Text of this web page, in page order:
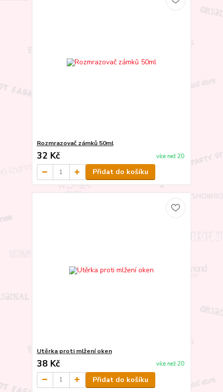
Rozmrazovač zámků 50ml
32 Kč více než 20
Přidat do košíku
Utěrka proti mlžení oken
38 Kč více než 20
Přidat do košíku